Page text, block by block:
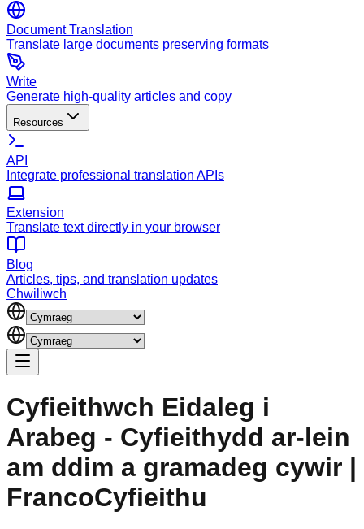
Document Translation
Translate large documents preserving formats
Write
Generate high-quality articles and copy
Resources
API
Integrate professional translation APIs
Extension
Translate text directly in your browser
Blog
Articles, tips, and translation updates
Chwiliwch
Cyfieithwch Eidaleg i
Arabeg - Cyfieithydd ar-lein
am ddim a gramadeg cywir |
FrancoCyfieithu